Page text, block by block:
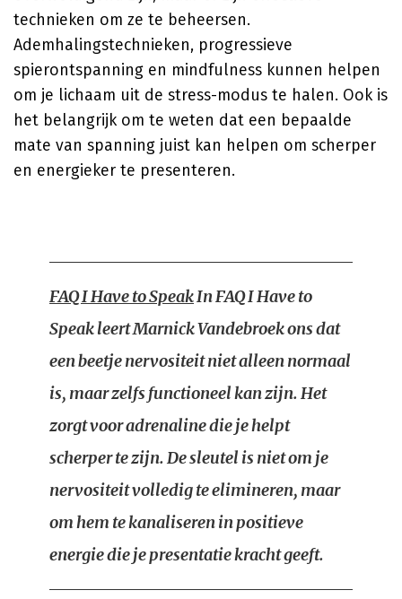
technieken om ze te beheersen.
Ademhalingstechnieken, progressieve
spierontspanning en mindfulness kunnen helpen
om je lichaam uit de stress-modus te halen. Ook is
het belangrijk om te weten dat een bepaalde
mate van spanning juist kan helpen om scherper
en energieker te presenteren.
FAQ I Have to SpeakInFAQ I Have to
Speakleert Marnick Vandebroek ons dat
een beetje nervositeit niet alleen normaal
is, maar zelfs functioneel kan zijn. Het
zorgt voor adrenaline die je helpt
scherper te zijn. De sleutel is niet om je
nervositeit volledig te elimineren, maar
om hem te kanaliseren in positieve
energie die je presentatie kracht geeft.